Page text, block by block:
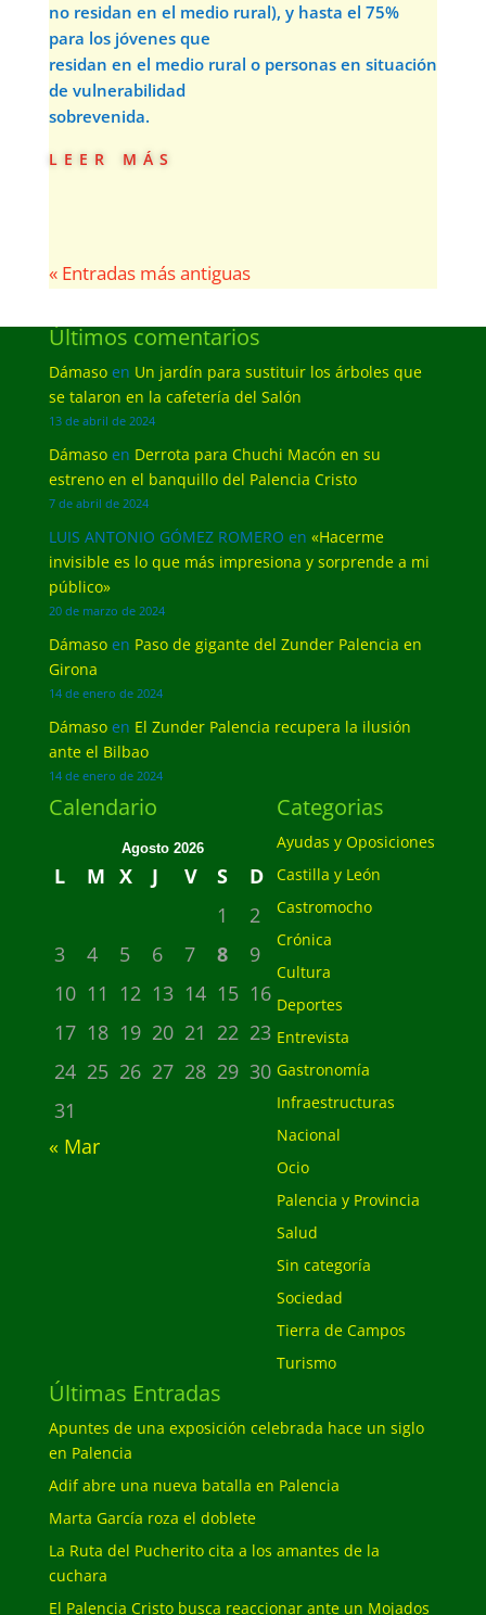
no residan en el medio rural), y hasta el 75%
para los jóvenes que
residan en el medio rural o personas en situación
de vulnerabilidad
sobrevenida.
leer más
« Entradas más antiguas
Últimos comentarios
Dámasoen Un jardín para sustituir los árboles que
se talaron en la cafetería del Salón
13 de abril de 2024
Dámasoen Derrota para Chuchi Macón en su
estreno en el banquillo del Palencia Cristo
7 de abril de 2024
LUIS ANTONIO GÓMEZ ROMERO en «Hacerme
invisible es lo que más impresiona y sorprende a mi
público»
20 de marzo de 2024
Dámasoen Paso de gigante del Zunder Palencia en
Girona
14 de enero de 2024
Dámasoen El Zunder Palencia recupera la ilusión
ante el Bilbao
14 de enero de 2024
Calendario
Agosto 2026
L M X J V S
D
1
2
3
4 5 6 7 8
9
10 11 12 13 14 15 16
17 18 19 20 21 22 23
24 25 26 27 28 29 30
31
« Mar
Categorias
Ayudas y Oposiciones
Castilla y León
Castromocho
Crónica
Cultura
Deportes
Entrevista
Gastronomía
Infraestructuras
Nacional
Ocio
Palencia y Provincia
Salud
Sin categoría
Sociedad
Tierra de Campos
Turismo
Últimas Entradas
Apuntes de una exposición celebrada hace un siglo
en Palencia
Adif abre una nueva batalla en Palencia
Marta García roza el doblete
La Ruta del Pucherito cita a los amantes de la
cuchara
El Palencia Cristo busca reaccionar ante un Mojados